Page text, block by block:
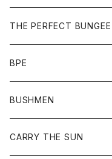
THE PERFECT BUNGEE
BPE
BUSHMEN
CARRY THE SUN